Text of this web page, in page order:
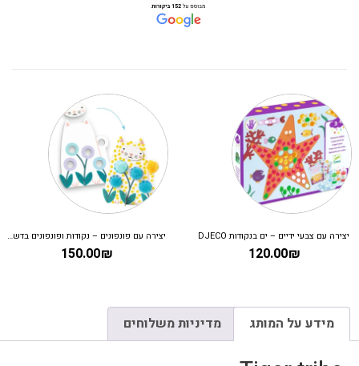
יצירה עם צבעי ידיים – ים בנקודות DJECO
120.00₪
יצירה עם פונפונים – נקודות ופונפונים בדשא DJECO
150.00₪
מידע על המותג מדיניות משלוחים